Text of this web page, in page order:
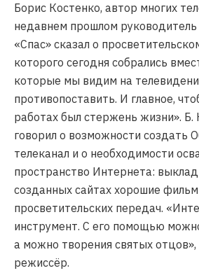
Борис Костенко, автор многих
недавнем прошлом руководитель
«Спас» сказал о
которого сегодня собрались
которые мы видим на
противопоставить. И главное,
работах был стержень жизни». Б.
говорил о возможности создать
телеканал и о необходимости
пространство Интернета:
созданных сайтах хорошие
просветительских передач.
инструмент. С его помощью
а можно творения святых отцов»,
режиссёр.